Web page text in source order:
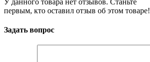
первым, кто оставил отзыв об этом товаре!
Задать вопрос